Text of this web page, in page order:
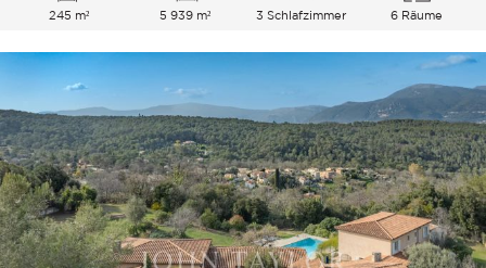
245 m² 5 939 m² 3 Schlafzimmer 6 Räume